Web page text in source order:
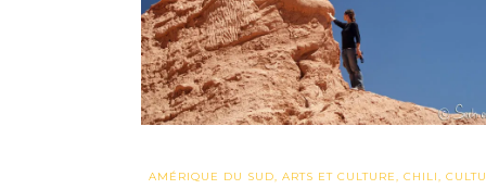
AMÉRIQUE DU SUD ARTS ET CULTURE CHILI